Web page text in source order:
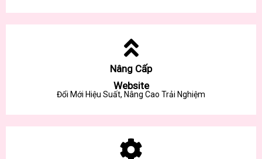
Nâng Cấp
Website
Đổi Mới Hiệu Suất, Nâng Cao Trải Nghiệm